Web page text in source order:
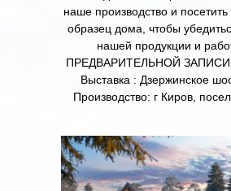
наше производство и
образец дома, чтобы
нашей продукции и
ПРЕДВАРИТЕЛЬНОЙ ЗАПИСИ
Выставка : Дзержинское
Производство: г Киров,